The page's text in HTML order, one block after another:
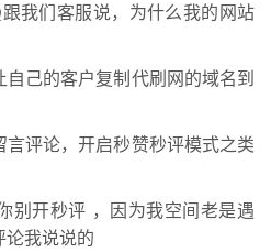
我们客服说，为什么我的网站
己的客户复制代刷网的域名到
评论，开启秒赞秒评模式之类
别开秒评 ，因为我空间老是遇
论我说说的